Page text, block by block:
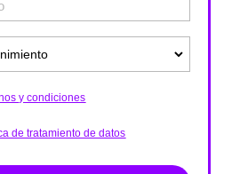
y condiciones
de tratamiento de datos